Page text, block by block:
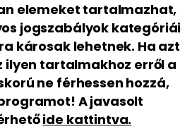
elemeket tartalmazhat,
jogszabályok kategóriái
károsak lehetnek. Ha azt
ilyen tartalmakhoz erről a
ne férhessen hozzá,
A javasolt
ide kattintva.